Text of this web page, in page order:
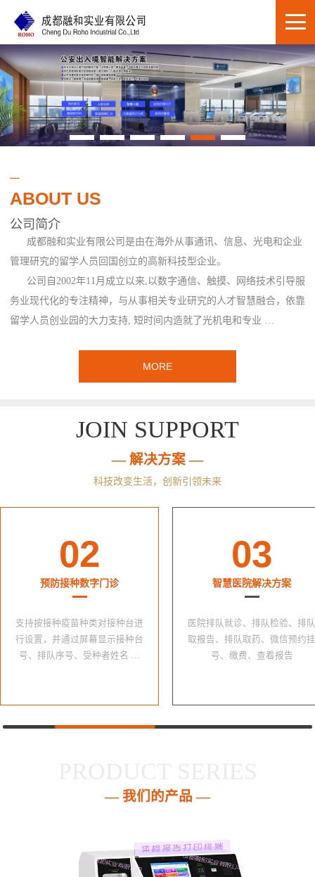
ABOUT US
公司简介
成都融和实业有限公司是由在海外从事通讯、信息、光电和企业
管理研究的留学人员回国创立的高新科技型企业。
公司自2002年11月成立以来,以数字通信、触摸、网络技术引导服
务业现代化的专注精神，与从事相关专业研究的人才智慧融合，依靠
留学人员创业园的大力支持, 短时间内造就了光机电和专业 …
MORE
JOIN SUPPORT
— 解决方案 —
科技改变生活，创新引领未来
02
预防接种数字门诊
支持按接种疫苗种类对接种台进
行设置，并通过屏幕显示接种台
号、排队序号、受种者姓名 …
03
智慧医院解决方案
医院排队就诊、排队检验、排队
取报告、排队取药、微信预约挂
号、缴费、查看报告
— 我们的产品 —